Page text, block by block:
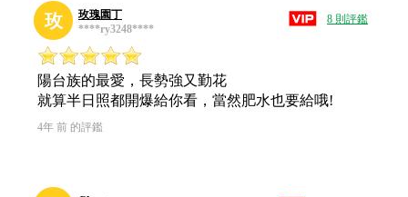
玫
玫瑰園丁
****ry3248****
8 則評鑑
陽台族的最愛，長勢強又勤花
就算半日照都開爆給你看，當然肥水也要給哦!
4年 前 的評鑑